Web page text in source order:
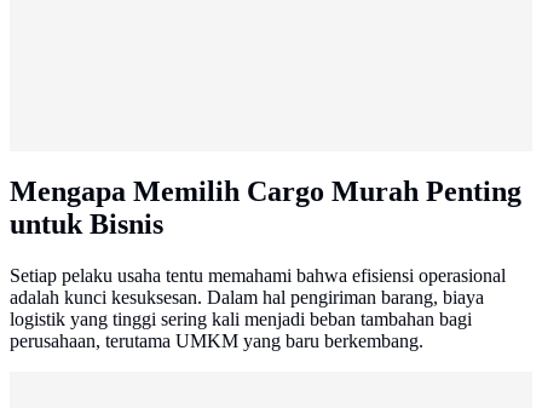
Mengapa Memilih Cargo Murah Penting
untuk Bisnis
Setiap pelaku usaha tentu memahami bahwa efisiensi operasional
adalah kunci kesuksesan. Dalam hal pengiriman barang, biaya
logistik yang tinggi sering kali menjadi beban tambahan bagi
perusahaan, terutama UMKM yang baru berkembang.